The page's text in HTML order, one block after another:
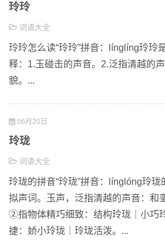
玲玲
词语大全
玲玲怎么读“玲玲”拼音：línglíng玲玲
释：1.玉碰击的声音。2.泛指清越的
貌。...
06月20日
玲珑
词语大全
玲珑的拼音“玲珑”拼音：línglóng玲
拟声词。玉声，泛指清越的声音：和
②指物体精巧细致：结构玲珑｜小巧
捷：娇小玲珑｜玲珑活泼。...